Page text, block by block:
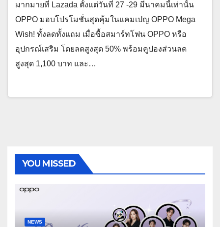
มากมายที่ Lazada ตั้งแต่วันที่ 27 -29 มีนาคมนี้เท่านั้น
OPPO มอบโปรโมชั่นสุดคุ้มในแคมเปญ OPPO Mega
Wish! ทั้งลดทั้งแถม เมื่อซื้อสมาร์ทโฟน OPPO หรือ
อุปกรณ์เสริม โดยลดสูงสุด 50% พร้อมคูปองส่วนลด
สูงสุด 1,100 บาท และ…
YOU MISSED
NEWS